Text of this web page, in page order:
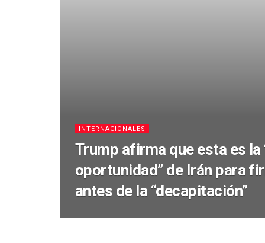
INTERNACIONALES
Trump afirma que esta es la
oportunidad” de Irán para
antes de la “decapitación”